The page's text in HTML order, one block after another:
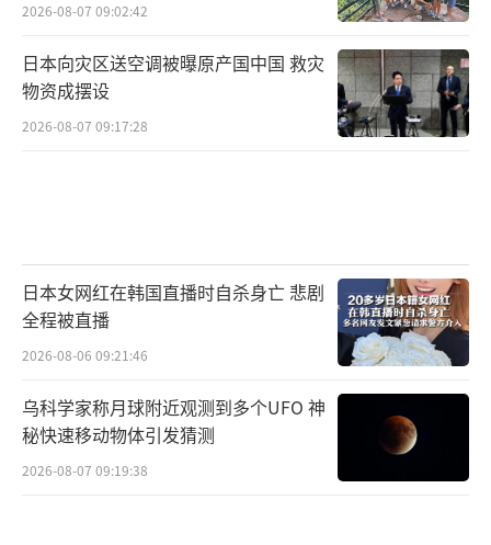
2026-08-07 09:02:42
日本向灾区送空调被曝原产国中国 救灾
物资成摆设
2026-08-07 09:17:28
日本女网红在韩国直播时自杀身亡 悲剧
全程被直播
2026-08-06 09:21:46
乌科学家称月球附近观测到多个UFO 神
秘快速移动物体引发猜测
2026-08-07 09:19:38